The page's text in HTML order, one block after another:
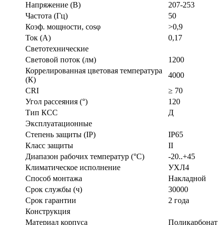
Напряжение (В)
207-253
Частота (Гц)
50
Коэф. мощности, cosφ
>0,9
Ток (А)
0,17
Светотехнические
Световой поток (лм)
1200
Коррелированная цветовая температура
(К)
4000
CRI
≥ 70
Угол рассеяния (°)
120
Тип КСС
Д
Эксплуатационные
Степень защиты (IP)
IP65
Класс защиты
II
Диапазон рабочих температур (°С)
-20..+45
Климатическое исполнение
УХЛ4
Способ монтажа
Накладной
Срок службы (ч)
30000
Срок гарантии
2 года
Конструкция
Материал корпуса
Поликарбонат